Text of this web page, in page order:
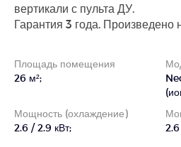
вертикали с пульта ДУ.
Гарантия 3 года. Произведено
Площадь помещения
26 м²;
Мощность (охлаждение)
2.6 / 2.9 кВт;